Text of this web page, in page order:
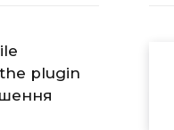
plugin